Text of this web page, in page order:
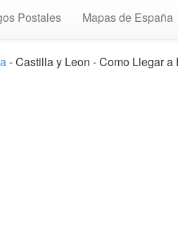
Postales Mapas de España
- Castilla y Leon - Como Llegar a